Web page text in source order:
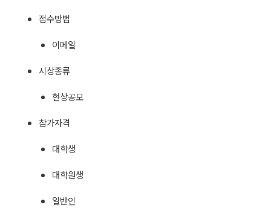
접수방법
이메일
시상종류
현상공모
참가자격
대학생
대학원생
일반인